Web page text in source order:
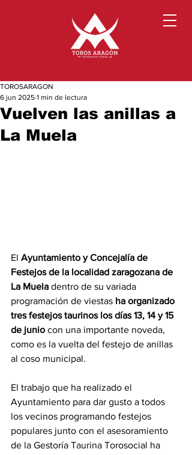
Vuelven las anillas a
La Muela
TOROSARAGON
6 jun 2025 1 min de lectura
El Ayuntamiento y Concejalía de
Festejos de la localidad zaragozana de
La Muela dentro de su variada
programación de viestas ha organizado
tres festejos taurinos los días 13, 14 y 15
de junio con una importante noveda,
como es la vuelta del festejo de anillas
al coso municipal.
El trabajo que ha realizado el
Ayuntamiento para dar gusto a todos
los vecinos programando festejos
populares junto con el asesoramiento
de la Gestoría Taurina Torosocial ha